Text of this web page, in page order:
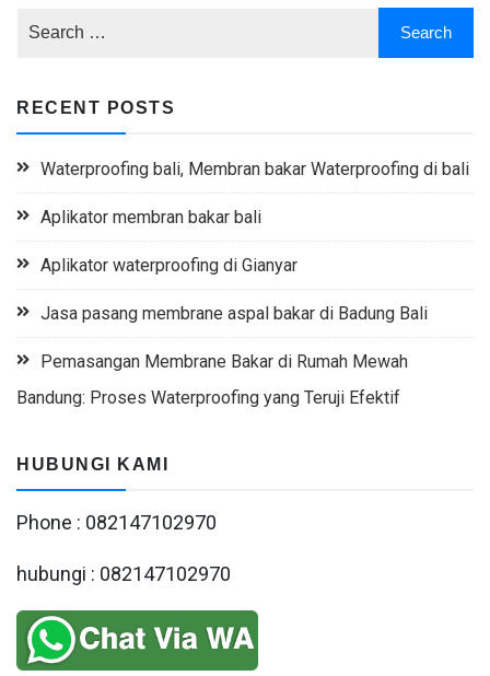
RECENT POSTS
Waterproofing bali, Membran bakar Waterproofing di bali
Aplikator membran bakar bali
Aplikator waterproofing di Gianyar
Jasa pasang membrane aspal bakar di Badung Bali
Pemasangan Membrane Bakar di Rumah Mewah
Bandung: Proses Waterproofing yang Teruji Efektif
HUBUNGI KAMI
Phone : 082147102970
hubungi : 082147102970